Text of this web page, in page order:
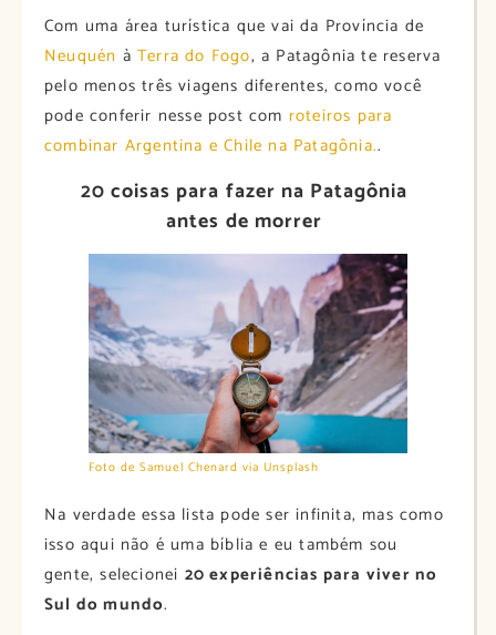
Com uma área turística que vai da Província de
Neuquén àTerra do Fogo, a Patagônia te reserva
pelo menos três viagens diferentes, como você
pode conferir nesse post com roteiros para
combinar Argentina e Chile na Patagônia..
20 coisas para fazer na Patagônia
antes de morrer
Foto de Samuel Chenard via Unsplash
Na verdade essa lista pode ser infinita, mas como
isso aqui não é uma bíblia e eu também sou
gente, selecionei 20 experiências para viver no
Sul do mundo.